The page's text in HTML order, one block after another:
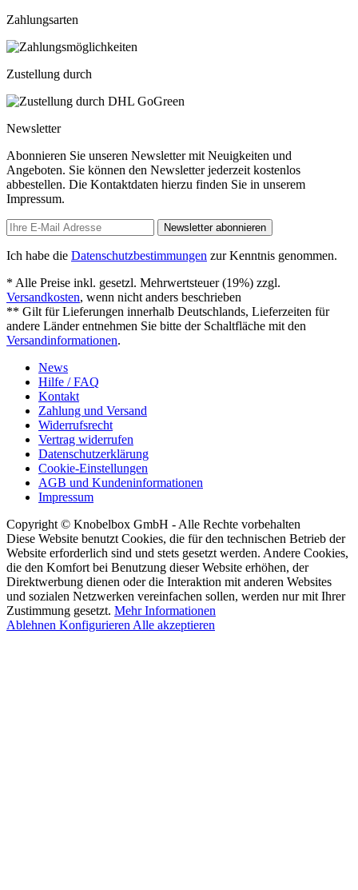
Zahlungsarten
Zustellung durch
Newsletter
Abonnieren Sie unseren Newsletter mit Neuigkeiten und
Angeboten. Sie können den Newsletter jederzeit kostenlos
abbestellen. Die Kontaktdaten hierzu finden Sie in unserem
Impressum.
Newsletter abonnieren
Ich habe die Datenschutzbestimmungen zur Kenntnis genommen.
* Alle Preise inkl. gesetzl. Mehrwertsteuer (19%) zzgl.
Versandkosten, wenn nicht anders beschrieben
** Gilt für Lieferungen innerhalb Deutschlands, Lieferzeiten für
andere Länder entnehmen Sie bitte der Schaltfläche mit den
Versandinformationen.
News
Hilfe / FAQ
Kontakt
Zahlung und Versand
Widerrufsrecht
Vertrag widerrufen
Datenschutzerklärung
Cookie-Einstellungen
AGB und Kundeninformationen
Impressum
Copyright © Knobelbox GmbH - Alle Rechte vorbehalten
Diese Website benutzt Cookies, die für den technischen Betrieb der
Website erforderlich sind und stets gesetzt werden. Andere Cookies,
die den Komfort bei Benutzung dieser Website erhöhen, der
Direktwerbung dienen oder die Interaktion mit anderen Websites
und sozialen Netzwerken vereinfachen sollen, werden nur mit Ihrer
Zustimmung gesetzt. Mehr Informationen
Ablehnen Konfigurieren Alle akzeptieren